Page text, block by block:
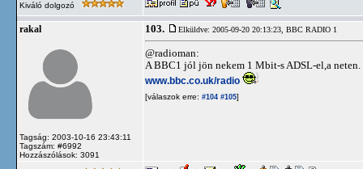
Kiváló dolgozó
rakal
Tagság: 2003-10-16 23:43:11
Tagszám: #6992
Hozzászólások: 3091
103. Elküldve: 2005-09-20 20:13:23, BBC RADIO 1
@radioman:
A BBC1 jól jön nekem 1 Mbit-s ADSL-el,a neten.
www.bbc.co.uk/radio
[válaszok erre: #104 #105]